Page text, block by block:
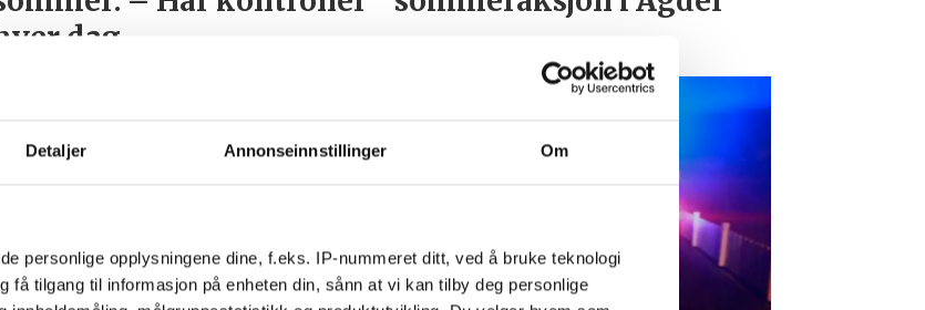
Detaljer Annonseinnstillinger Om
personlige opplysningene dine, f.eks. IP-nummeret ditt, ved å bruke teknologi
få tilgang til informasjon på enheten din, sånn at vi kan tilby deg personlige
dag